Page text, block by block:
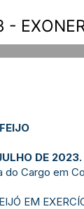
DE 2023.
do Cargo em
EM